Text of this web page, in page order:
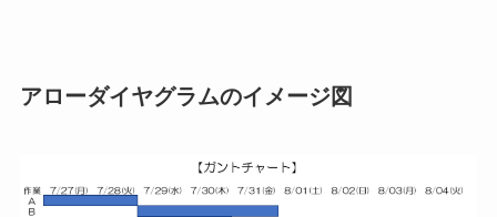
アローダイヤグラムのイメージ図